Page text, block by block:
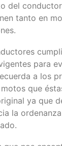
del
tanto en
para
a los
que
ya que
la